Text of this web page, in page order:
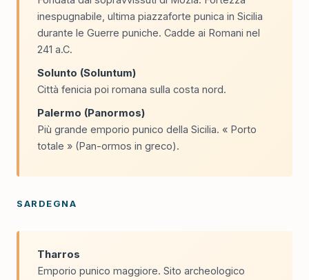
inespugnabile, ultima piazzaforte punica in Sicilia
durante le Guerre puniche. Cadde ai Romani nel
241 a.C.
Solunto (Soluntum)
Città fenicia poi romana sulla costa nord.
Palermo (Panormos)
Più grande emporio punico della Sicilia. « Porto
totale » (Pan-ormos in greco).
SARDEGNA
Tharros
Emporio punico maggiore. Sito archeologico